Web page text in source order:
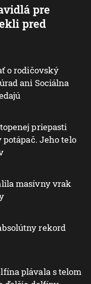
pre
pred
o rodičovský
ani Sociálna
priepasti
Jeho telo
masívny vrak
rekord
plávala s telom